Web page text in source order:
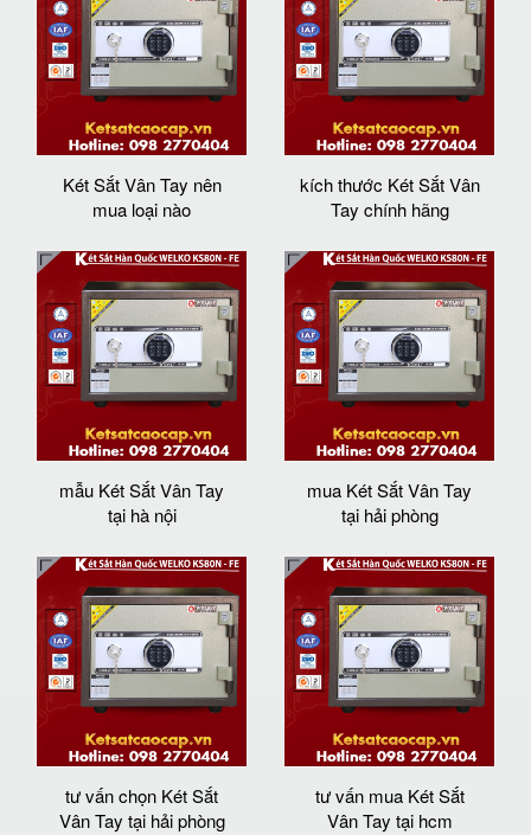
Két Sắt Vân Tay nên
mua loại nào
kích thước Két Sắt Vân
Tay chính hãng
mẫu Két Sắt Vân Tay
tại hà nội
mua Két Sắt Vân Tay
tại hải phòng
tư vấn chọn Két Sắt
Vân Tay tại hải phòng
tư vấn mua Két Sắt
Vân Tay tại hcm